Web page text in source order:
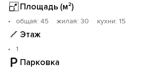
Площадь (м²)
oбщая: 45 жилая: 30 кухни: 15
Этаж
1
Парковка